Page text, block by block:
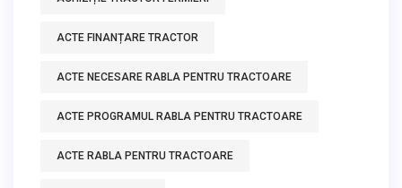
ACTE FINANȚARE TRACTOR
ACTE NECESARE RABLA PENTRU TRACTOARE
ACTE PROGRAMUL RABLA PENTRU TRACTOARE
ACTE RABLA PENTRU TRACTOARE